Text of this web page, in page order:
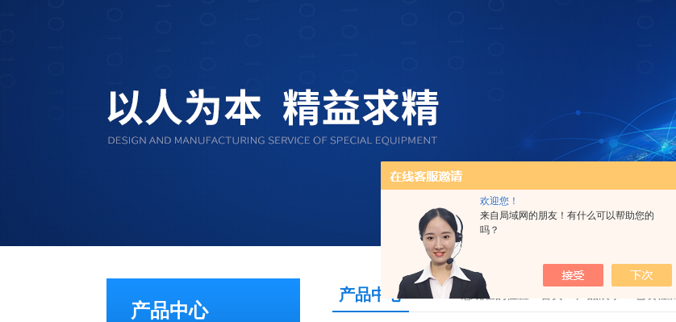
欢迎您！
来自局域网的朋友！有什么可以帮助您的
吗？
产品中心
产品中心 您现在的位置：